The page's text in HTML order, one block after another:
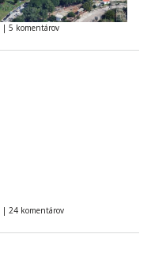
| 5 komentárov
| 24 komentárov